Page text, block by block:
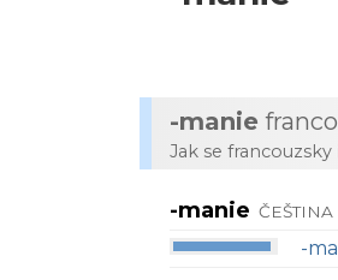
-manie
Jak se
-manie
-